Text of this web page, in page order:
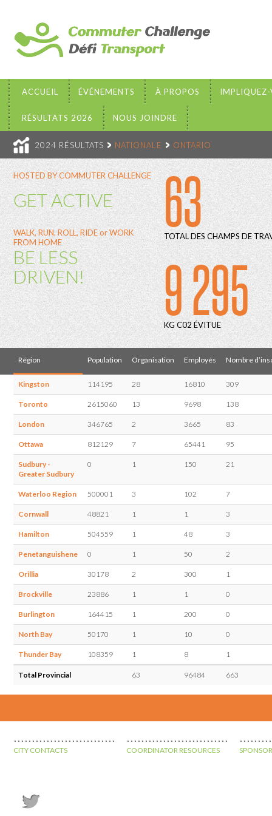
ACCUEIL ÉVÉNEMENTS À PROPOS IMPLIQUEZ-
RÉSULTATS 2026 NOUS JOINDRE
2024 RÉSULTATS NATIONALE ONTARIO
HOSTED BY COMMUTER CHALLENGE
GET ACTIVE
WALK, RUN, ROLL, RIDE or WORK
FROM HOME
BE LESS
DRIVEN!
63
TOTAL DES CHAMPS DE
9 295
KG C02 ÉVITUE
Région Population Organisation Employés Nombre
Kingston 114195 28 16810 309
Toronto 2615060 13 9698 138
London 346765 2 3665 83
Ottawa 812129 7 65441 95
Sudbury -
Greater Sudbury
0 1 150 21
Waterloo Region 500001 3 102 7
Cornwall 48821 1 1 3
Hamilton 504559 1 48 3
Penetanguishene 0 1 50 2
Orillia 30178 2 300 1
Brockville 23886 1 1 0
Burlington 164415 1 200 0
North Bay 50170 1 10 0
Thunder Bay 108359 1 8 1
Total Provincial 63 96484 663
CITY CONTACTS COORDINATOR RESOURCES